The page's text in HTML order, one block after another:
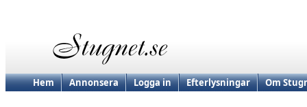
Hem Annonsera Logga in Efterlysningar Om